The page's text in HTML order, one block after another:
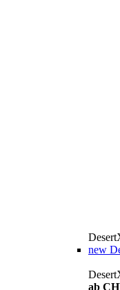
new
ab